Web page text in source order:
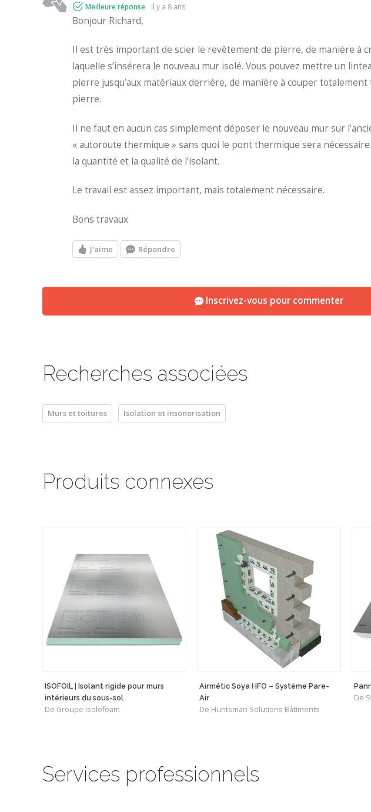
Meilleure réponse il y a 8 ans
Bonjour Richard,
Il est très important de scier le revêtement de pierre, de manière à
laquelle s’insérera le nouveau mur isolé. Vous pouvez mettre un
pierre jusqu’aux matériaux derrière, de manière à couper
pierre.
Il ne faut en aucun cas simplement déposer le nouveau mur sur
« autoroute thermique » sans quoi le pont thermique sera
la quantité et la qualité de l’isolant.
Le travail est assez important, mais totalement nécessaire.
Bons travaux
J'aime Répondre
Inscrivez-vous pour commenter
Recherches associées
Murs et toitures Isolation et insonorisation
Produits connexes
ISOFOIL | Isolant rigide pour murs
intérieurs du sous-sol
De Groupe Isolofoam
Airmétic Soya HFO – Système Pare-
Air
De Huntsman Solutions Bâtiments
De
Services professionnels